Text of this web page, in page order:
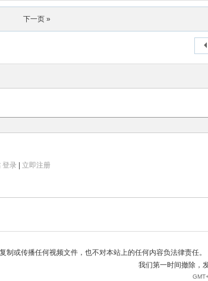
下一页 »
登录 立即注册
制或传播任何视频文件，也不对本站上的任何内容负法律责任
我们第一时间撤除，